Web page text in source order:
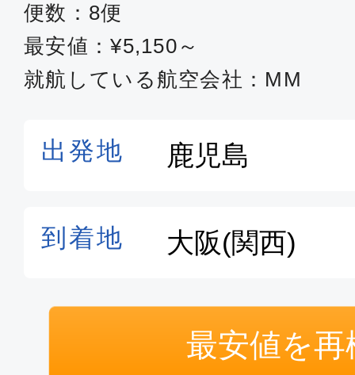
便数：8便
最安値：¥5,150～
就航している航空会社：MM
最安値を再